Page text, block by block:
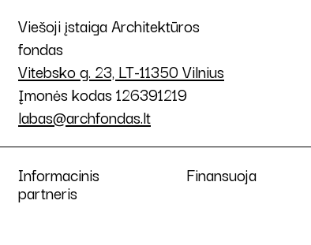
Viešoji įstaiga Architektūros
fondas
Vitebsko g. 23, LT-11350 Vilnius
Įmonės kodas 126391219
labas@archfondas.lt
Informacinis
partneris
Finansuoja